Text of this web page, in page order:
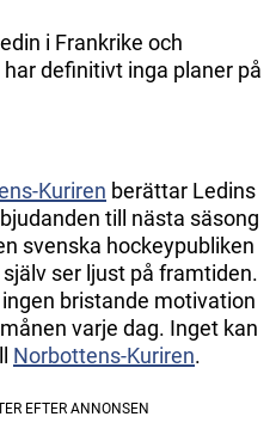
i Frankrike och
definitivt inga planer på
Kuriren berättar Ledins
till nästa säsong
svenska hockeypubliken
ser ljust på framtiden.
bristande motivation
varje dag. Inget kan
Norbottens-Kuriren.